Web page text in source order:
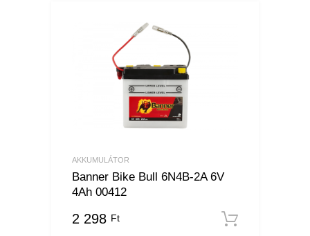
AKKUMULÁTOR
Banner Bike Bull 6N4B-2A 6V
4Ah 00412
2 298 Ft